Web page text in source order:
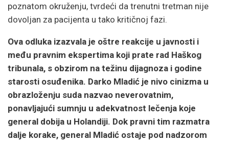
poznatom okruženju, tvrdeći da trenutni tretman nije
dovoljan za pacijenta u tako kritičnoj fazi.
Ova odluka izazvala je oštre reakcije u javnosti i
među pravnim ekspertima koji prate rad Haškog
tribunala, s obzirom na težinu dijagnoza i godine
starosti osuđenika. Darko Mladić je nivo cinizma u
obrazloženju suda nazvao neverovatnim,
ponavljajući sumnju u adekvatnost lečenja koje
general dobija u Holandiji. Dok pravni tim razmatra
dalje korake, general Mladić ostaje pod nadzorom